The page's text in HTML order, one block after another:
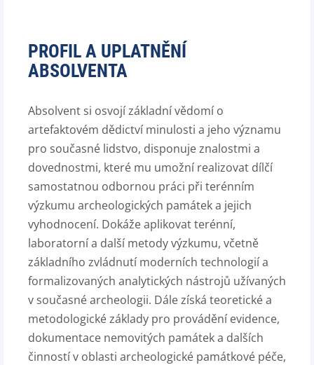
PROFIL A UPLATNĚNÍ
ABSOLVENTA
Absolvent si osvojí základní vědomí o
artefaktovém dědictví minulosti a jeho významu
pro současné lidstvo, disponuje znalostmi a
dovednostmi, které mu umožní realizovat dílčí
samostatnou odbornou práci při terénním
výzkumu archeologických památek a jejich
vyhodnocení. Dokáže aplikovat terénní,
laboratorní a další metody výzkumu, včetně
základního zvládnutí moderních technologií a
formalizovaných analytických nástrojů užívaných
v současné archeologii. Dále získá teoretické a
metodologické základy pro provádění evidence,
dokumentace nemovitých památek a dalších
činností v oblasti archeologické památkové péče,